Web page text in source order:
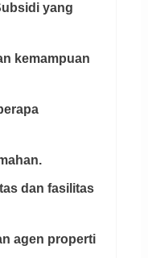
yang
kemampuan
dan fasilitas
agen properti